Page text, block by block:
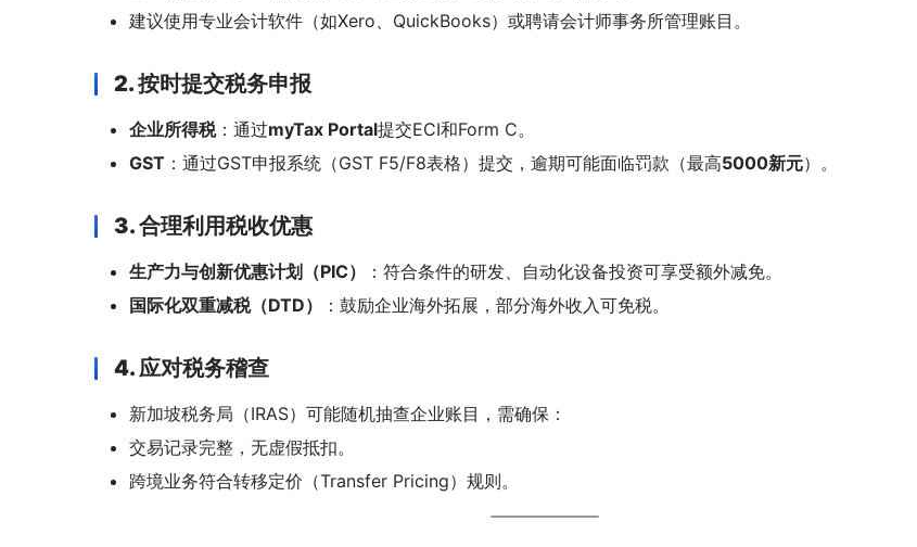
建议使用专业会计软件（如Xero、QuickBooks）或聘请会计师事务所管理账目。
2. 按时提交税务申报
企业所得税：通过myTax Portal提交ECI和Form C。
GST ：通过GST申报系统（GST F5/F8表格）提交，逾期可能面临罚款（最高5000新元）。
3. 合理利用税收优惠
生产力与创新优惠计划（PIC）
：符合条件的研发、自动化设备投资可享受额外减免。
国际化双重减税（DTD）
：鼓励企业海外拓展，部分海外收入可免税。
4. 应对税务稽查
新加坡税务局（IRAS）可能随机抽查企业账目，需确保：
交易记录完整，无虚假抵扣。
跨境业务符合转移定价（Transfer Pricing）规则。